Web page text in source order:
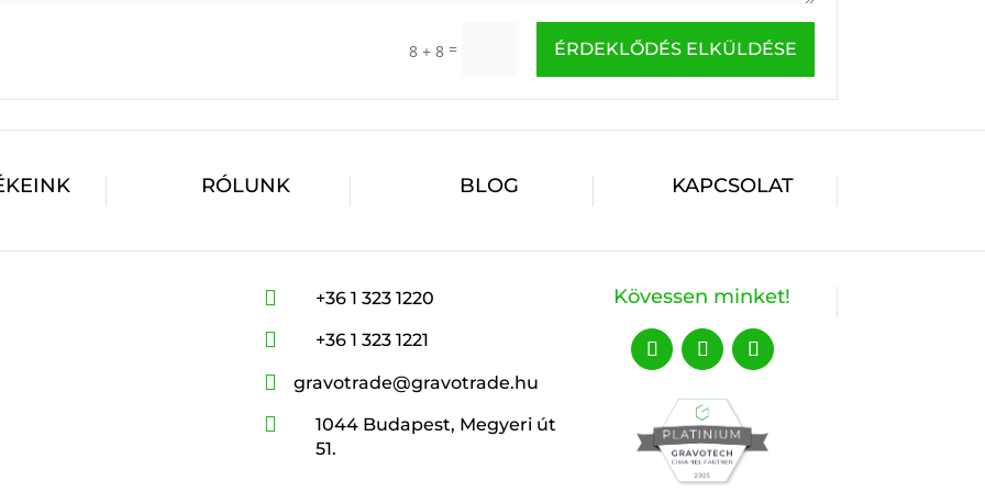
8 + 8= ÉRDEKLŐDÉS ELKÜLDÉSE
RÓLUNK BLOG KAPCSOLAT
 +36 1 323 1220
 +36 1 323 1221
 gravotrade@gravotrade.hu

1044 Budapest, Megyeri út
51.
Kövessen minket!